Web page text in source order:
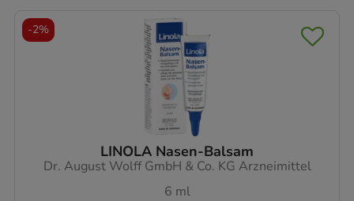
LINOLA Nasen-Balsam
Dr. August Wolff GmbH & Co. KG Arzneimittel
6 ml
-2%